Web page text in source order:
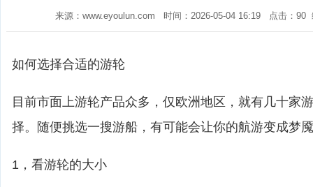
来源：www.eyoulun.com 时间：2026-05-04 16:19 点击：
如何选择合适的游轮
目前市面上游轮产品众多，仅欧洲地区，就有几十家
择。随便挑选一搜游船，有可能会让你的航游变成梦
1，看游轮的大小